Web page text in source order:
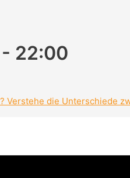
- 22:00
Verstehe die Unterschiede